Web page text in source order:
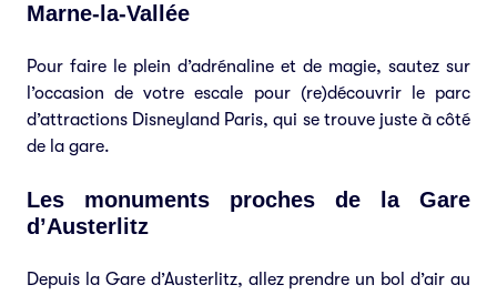
Marne-la-Vallée
Pour faire le plein d’adrénaline et de magie, sautez sur
l’occasion de votre escale pour (re)découvrir le parc
d’attractions Disneyland Paris, qui se trouve juste à côté
de la gare.
Les monuments proches de la Gare
d’Austerlitz
Depuis la Gare d’Austerlitz, allez prendre un bol d’air au